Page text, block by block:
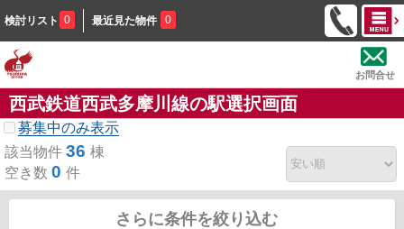
検討リスト 0 最近見た物件 0
お問合せ
西武鉄道西武多摩川線の駅選択画面
募集中のみ表示
該当物件 36 棟
空き数 0 件
さらに条件を絞り込む